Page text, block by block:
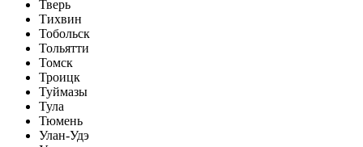
Тверь
Тихвин
Тобольск
Тольятти
Томск
Троицк
Туймазы
Тула
Тюмень
Улан-Удэ